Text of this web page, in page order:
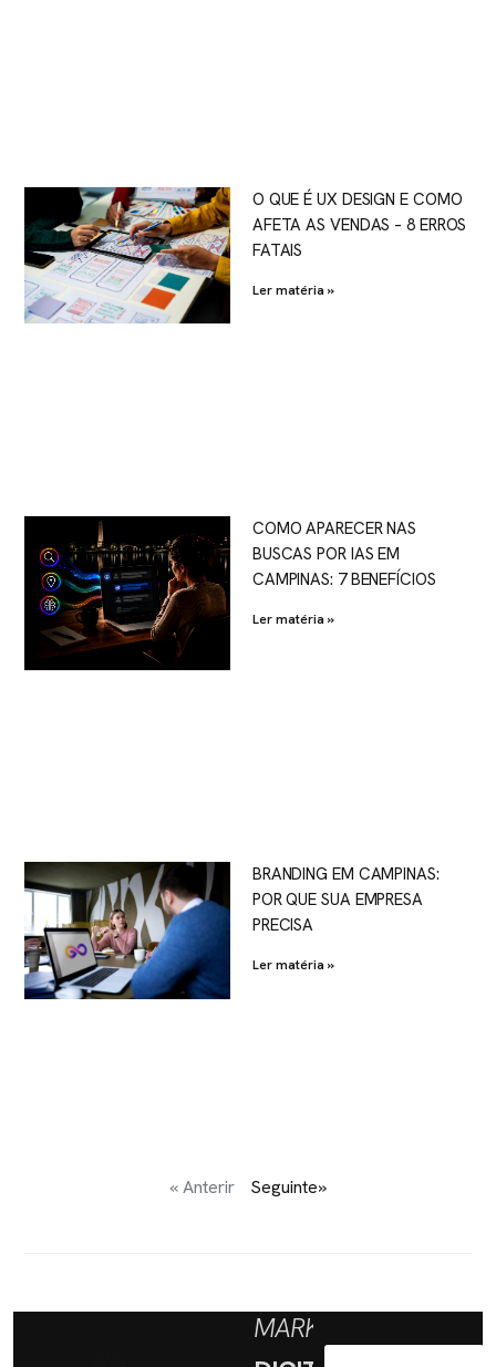
O QUE É UX DESIGN E COMO
AFETA AS VENDAS – 8 ERROS
FATAIS
Ler matéria »
COMO APARECER NAS
BUSCAS POR IAS EM
CAMPINAS: 7 BENEFÍCIOS
Ler matéria »
BRANDING EM CAMPINAS:
POR QUE SUA EMPRESA
PRECISA
Ler matéria »
« Anterir Seguinte»
MARKETING